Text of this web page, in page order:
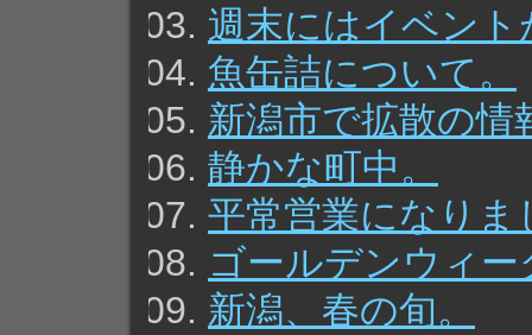
週末にはイベン
魚缶詰について。
新潟市で拡散の
静かな町中。
平常営業になりま
ゴールデンウィ
新潟、春の旬。